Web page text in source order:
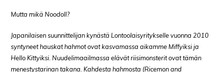
Mutta mikä Noodoll?
Japanilaisen suunnittelijan kynästä Lontoolaisyritykselle vuonna 2010
syntyneet hauskat hahmot ovat kasvamassa aikamme Miffyiksi ja
Hello Kittyiksi. Nuudelimaailmassa elävät riisimonsterit ovat tämän
menestystarinan takana. Kahdesta hahmosta (Ricemon and